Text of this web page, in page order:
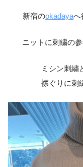
新宿のokadayaへ
ニットに刺繍の
ミシン刺繍
襟ぐりに刺